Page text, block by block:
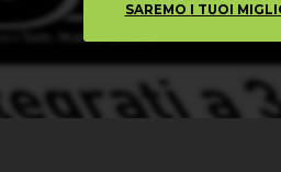
SAREMO I TUOI